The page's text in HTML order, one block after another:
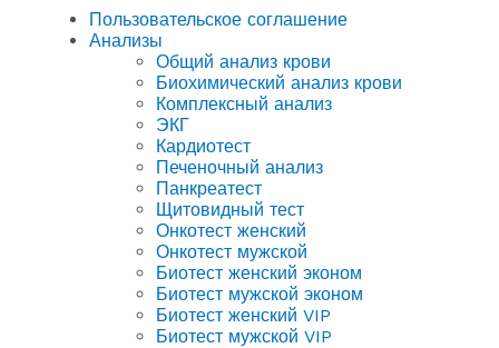
Пользовательское соглашение
Анализы
Общий анализ крови
Биохимический анализ крови
Комплексный анализ
ЭКГ
Кардиотест
Печеночный анализ
Панкреатест
Щитовидный тест
Онкотест женский
Онкотест мужской
Биотест женский эконом
Биотест мужской эконом
Биотест женский VIP
Биотест мужской VIP